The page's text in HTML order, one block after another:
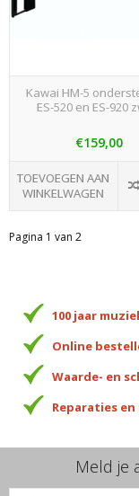
Kawai HM-5
ES-520 en ES-920
€159,00
TOEVOEGEN AAN
WINKELWAGEN
Pagina 1 van 2
100 jaar
Online
Waarde- en
Reparaties
Meld je